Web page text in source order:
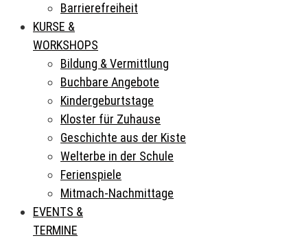
Barrierefreiheit
KURSE &
WORKSHOPS
Bildung & Vermittlung
Buchbare Angebote
Kindergeburtstage
Kloster für Zuhause
Geschichte aus der Kiste
Welterbe in der Schule
Ferienspiele
Mitmach-Nachmittage
EVENTS &
TERMINE